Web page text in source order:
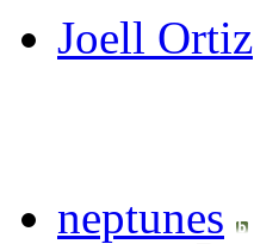
Joell Ortiz
neptunes